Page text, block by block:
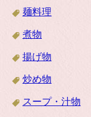
麺料理
煮物
揚げ物
炒め物
スープ・汁物